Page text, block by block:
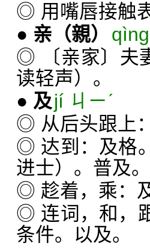
◎ 用嘴唇接触
● 亲 （親）
◎ 〔亲家〕夫
读轻声）。
● 及jí ㄐㄧˊ
◎ 从后头跟上
◎ 达到：及格
进士）。普及
◎ 趁着，乘：
◎ 连词，和，
条件。以及。